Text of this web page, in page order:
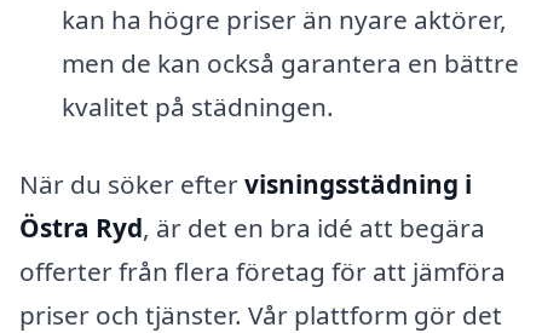
kan ha högre priser än nyare aktörer,
men de kan också garantera en bättre
kvalitet på städningen.
När du söker eftervisningsstädning i
Östra Ryd, är det en bra idé att begära
offerter från flera företag för att jämföra
priser och tjänster. Vår plattform gör det